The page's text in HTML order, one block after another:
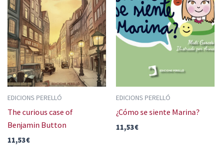
EDICIONS PERELLÓ
The curious case of
Benjamin Button
11,53€
EDICIONS PERELLÓ
¿Cómo se siente Marina?
11,53€